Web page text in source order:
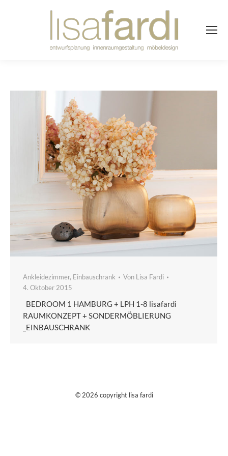
Ankleidezimmer, Einbauschrank Von Lisa Fardi
4. Oktober 2015
BEDROOM 1 HAMBURG + LPH 1-8 lisafardi
RAUMKONZEPT + SONDERMÖBLIERUNG
_EINBAUSCHRANK
© 2026 copyright lisa fardi